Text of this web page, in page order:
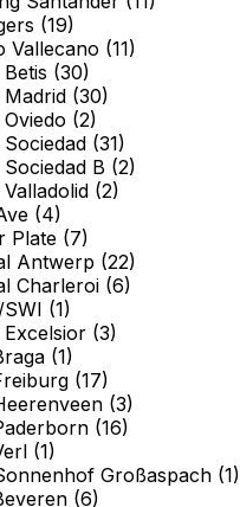
(19)
Vallecano (11)
(30)
Madrid (30)
Oviedo (2)
Sociedad (31)
Sociedad B (2)
Valladolid (2)
(4)
Plate (7)
Antwerp (22)
Charleroi (6)
(1)
Excelsior (3)
(1)
(17)
(3)
(16)
(1)
Großaspach (1)
(6)